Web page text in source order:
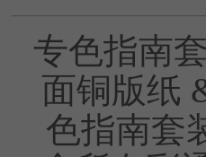
专色指南
面铜版纸
色指南套